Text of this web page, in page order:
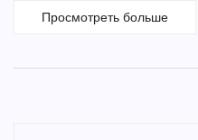
стилистов и фэшн-экспертов
Просмотреть больше